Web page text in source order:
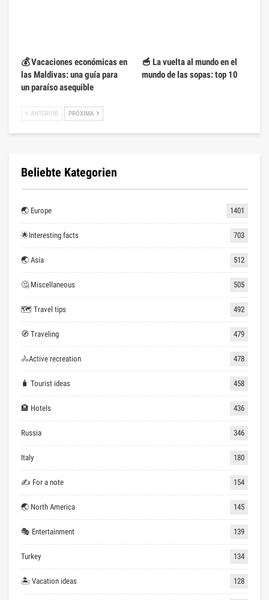
💰 Vacaciones económicas en
las Maldivas: una guía para
un paraíso asequible
🥣 La vuelta al mundo en el
mundo de las sopas: top 10
ANTERIOR PRÓXIMA
Beliebte Kategorien
🌏 Europe 1401
🌟Interesting facts 703
🌏 Asia 512
🤔 Miscellaneous 505
🗺 Travel tips 492
🧭 Traveling 479
🚴Active recreation 478
🧳 Tourist ideas 458
🏨 Hotels 436
Russia 346
Italy 180
✍ For a note 154
🌏 North America 145
🎭 Entertainment 139
Turkey 134
🏝 Vacation ideas 128